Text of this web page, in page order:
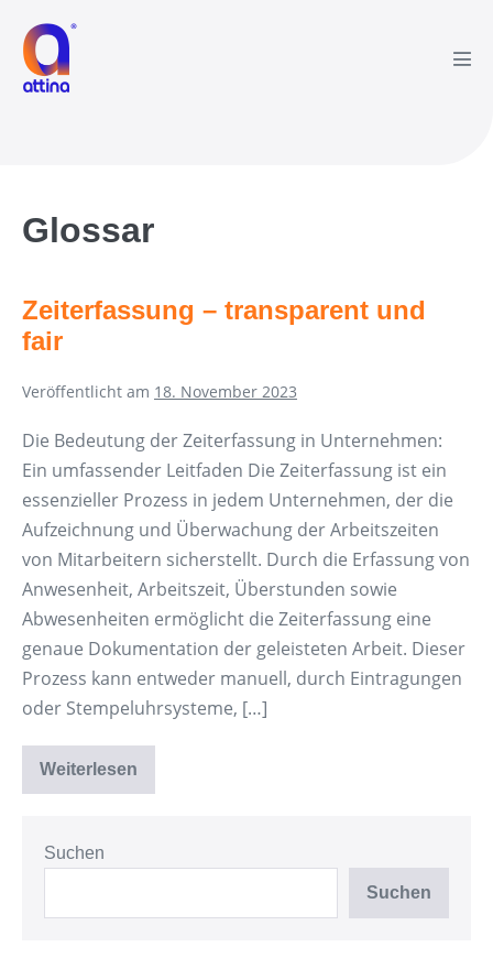
Inhalt
springen
Glossar
Zeiterfassung – transparent und
fair
Veröffentlicht am 18. November 2023
Die Bedeutung der Zeiterfassung in Unternehmen:
Ein umfassender Leitfaden Die Zeiterfassung ist ein
essenzieller Prozess in jedem Unternehmen, der die
Aufzeichnung und Überwachung der Arbeitszeiten
von Mitarbeitern sicherstellt. Durch die Erfassung von
Anwesenheit, Arbeitszeit, Überstunden sowie
Abwesenheiten ermöglicht die Zeiterfassung eine
genaue Dokumentation der geleisteten Arbeit. Dieser
Prozess kann entweder manuell, durch Eintragungen
oder Stempeluhrsysteme, […]
WeiterlesenZeiterfassung
–
fair
Suchen
Suchen